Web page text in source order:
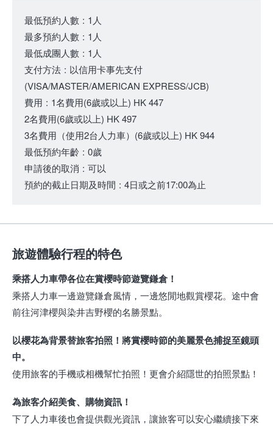
最低預約人數 : 1人
最多預約人數 : 1人
最低成團人數 : 1人
支付方法 : 以信用卡事先支付
(VISA/MASTER/AMERICAN EXPRESS/JCB)
費用 : 1名費用(6歲或以上) HK 447
2名費用(6歲或以上) HK 497
3名費用（使用2台人力車） (6歲或以上) HK 944
最低預約年齡 : 0歲
申請後的取消 : 可以
預約的截止日期及時間 : 4日或之前17:00為止
旅遊體驗行程的特色
乘搭人力車帶各位在賞櫻時節遊覽鎌倉！
乘搭人力車一邊遊覽鎌倉風情，一邊悠閒地觀賞櫻花。途中會
前往河津櫻與染井吉野櫻的名勝景點。
以櫻花為背景替旅客拍照！將賞櫻時節的美麗景色捕捉至鏡頭
中。
使用旅客的手機或相機幫忙拍照！更會介紹隱世的拍照景點！
為旅客介紹美食、購物資訊！
下了人力車後也會提供觀光資訊，讓旅客可以安心繼續接下來